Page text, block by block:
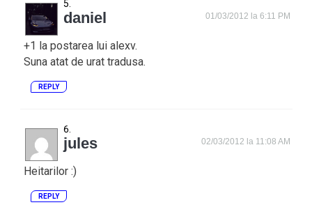
daniel 01/03/2012 la 6:11 PM
+1 la postarea lui alexv.
Suna atat de urat tradusa.
REPLY
jules 02/03/2012 la 11:08 AM
Heitarilor :)
REPLY